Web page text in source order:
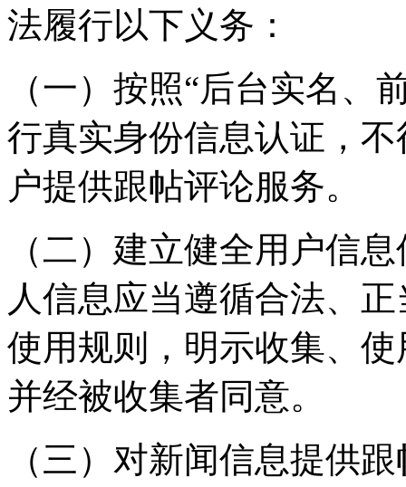
法履行以下义务：
（一）按照“后台实名、
行真实身份信息认证，
户提供跟帖评论服务。
（二）建立健全用户信
人信息应当遵循合法、
使用规则，明示收集、
并经被收集者同意。
（三）对新闻信息提供